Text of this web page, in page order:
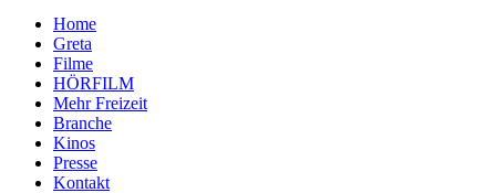
Home
Greta
Filme
HÖRFILM
Mehr Freizeit
Branche
Kinos
Presse
Kontakt